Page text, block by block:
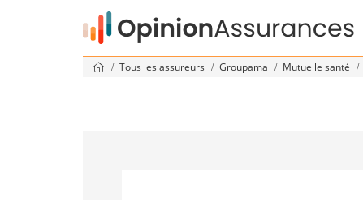
Tous les assureurs Groupama Mutuelle santé